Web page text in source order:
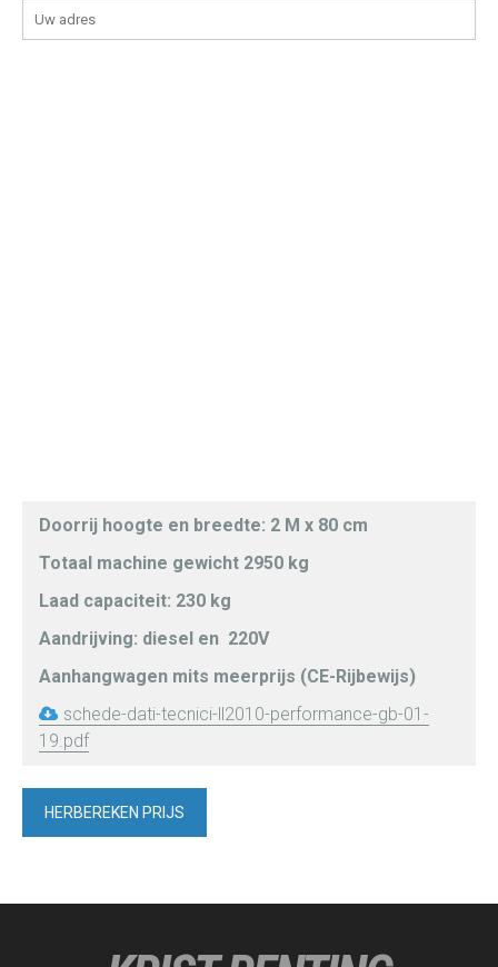
Doorrij hoogte en breedte: 2 M x 80 cm
Totaal machine gewicht 2950 kg
Laad capaciteit: 230 kg
Aandrijving: diesel en 220V
Aanhangwagen mits meerprijs (CE-Rijbewijs)
schede-dati-tecnici-ll2010-performance-gb-01-
19.pdf